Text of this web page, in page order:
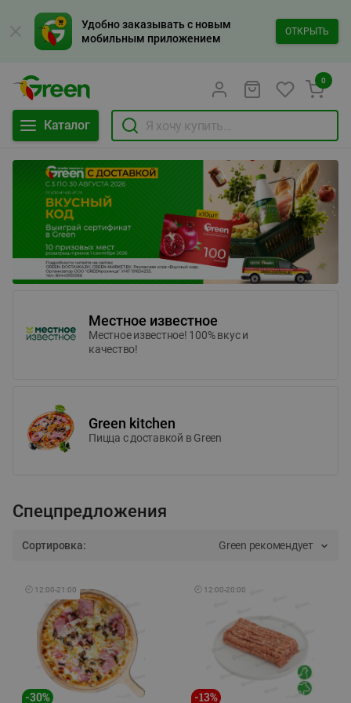
Удобно заказывать с новым
мобильным приложением
ОТКРЫТЬ
Каталог
0
Местное известное
Местное известное! 100% вкус и
качество!
Green kitchen
Пицца c доставкой в Green
Спецпредложения
Сортировка: Green рекомендует
🕘 12:00-21:00
-30%
🕘 12:00-20:00
-13%